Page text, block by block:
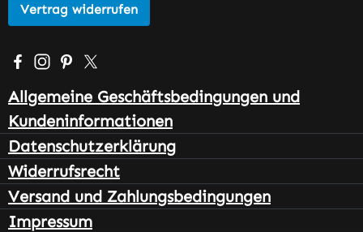
Vertrag widerrufen
Besuche uns auf Facebook – öffnet in neuem Tab
Schau auf Instagram vorbei – öffnet in neuem Tab
Lass dich auf Pinterest inspirieren – öffnet in
Folge uns auf X – öffnet in neuem Tab
Allgemeine Geschäftsbedingungen und
Kundeninformationen
Datenschutzerklärung
Widerrufsrecht
Versand und Zahlungsbedingungen
Impressum